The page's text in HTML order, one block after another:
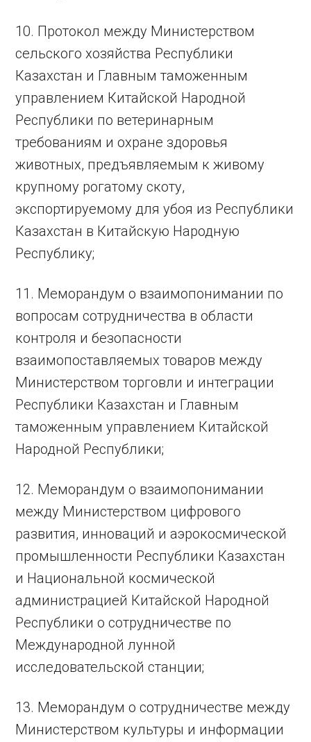
10. Протокол между Министерством
сельского хозяйства Республики
Казахстан и Главным таможенным
управлением Китайской Народной
Республики по ветеринарным
требованиям и охране здоровья
животных, предъявляемым к живому
крупному рогатому скоту,
экспортируемому для убоя из Республики
Казахстан в Китайскую Народную
Республику;
11. Меморандум о взаимопонимании по
вопросам сотрудничества в области
контроля и безопасности
взаимопоставляемых товаров между
Министерством торговли и интеграции
Республики Казахстан и Главным
таможенным управлением Китайской
Народной Республики;
12. Меморандум о взаимопонимании
между Министерством цифрового
развития, инноваций и аэрокосмической
промышленности Республики Казахстан
и Национальной космической
администрацией Китайской Народной
Республики о сотрудничестве по
Международной лунной
исследовательской станции;
13. Меморандум о сотрудничестве между
Министерством культуры и информации